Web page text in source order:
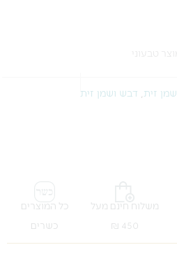
מוצר טבעוני
שמן זית דבש ושמן זית
משלוח חינם מעל
450 ₪
כל המוצרים
כשרים